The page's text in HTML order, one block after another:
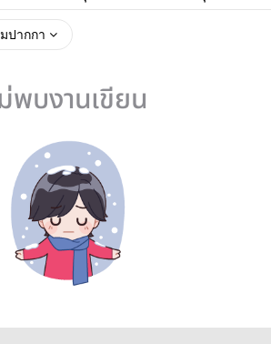
ปากกา
พบงานเขียน